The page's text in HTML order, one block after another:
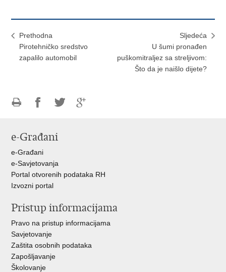
Prethodna
Pirotehničko sredstvo
zapalilo automobil
Sljedeća
U šumi pronađen
puškomitraljez sa streljivom:
Što da je naišlo dijete?
FacebookuTwitteru
e-Građani
e-Građani
e-Savjetovanja
Portal otvorenih podataka RH
Izvozni portal
Pristup informacijama
Pravo na pristup informacijama
Savjetovanje
Zaštita osobnih podataka
Zapošljavanje
Školovanje